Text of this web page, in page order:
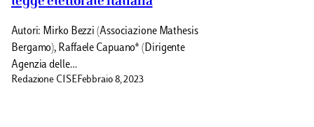
Autori: Mirko Bezzi (Associazione Mathesis
Bergamo), Raffaele Capuano* (Dirigente
Agenzia delle…
Redazione CISEFebbraio 8, 2023